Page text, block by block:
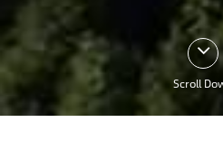
Scroll